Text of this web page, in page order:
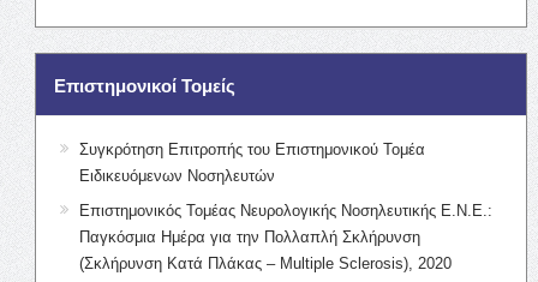
Επιστημονικοί Τομείς
Συγκρότηση Επιτροπής του Επιστημονικού Τομέα
Ειδικευόμενων Νοσηλευτών
Επιστημονικός Τομέας Νευρολογικής Νοσηλευτικής Ε.Ν.Ε.:
Παγκόσμια Ημέρα για την Πολλαπλή Σκλήρυνση
(Σκλήρυνση Κατά Πλάκας – Multiple Sclerosis), 2020